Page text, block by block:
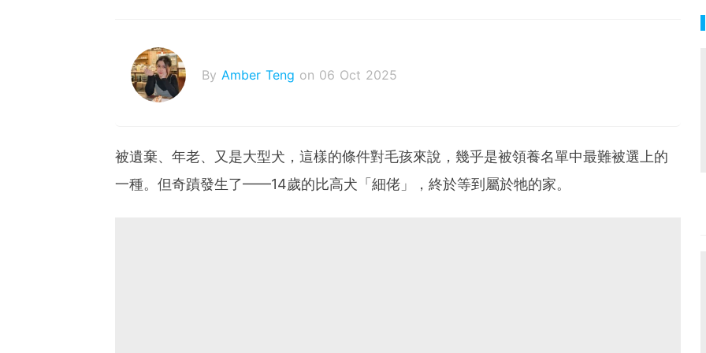
By Amber Teng on 06 Oct 2025
被遺棄、年老、又是大型犬，這樣的條件對毛孩來說，幾乎是被領養名單中最難被選上的
一種。但奇蹟發生了——14歲的比高犬「細佬」，終於等到屬於牠的家。